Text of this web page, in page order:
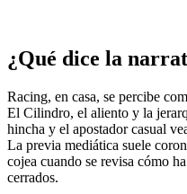
¿Qué dice la
Racing, en casa, se percibe
El Cilindro, el aliento y la
hincha y el apostador casual
La previa mediática suele
cojea cuando se revisa cómo
cerrados.